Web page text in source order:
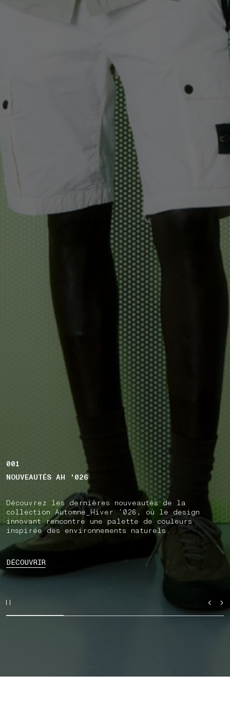
001
NOUVEAUTÉS AH '026
Découvrez les dernières nouveautés de la
collection Automne_Hiver ’026, où le design
innovant rencontre une palette de couleurs
inspirée des environnements naturels.
DÉCOUVRIR